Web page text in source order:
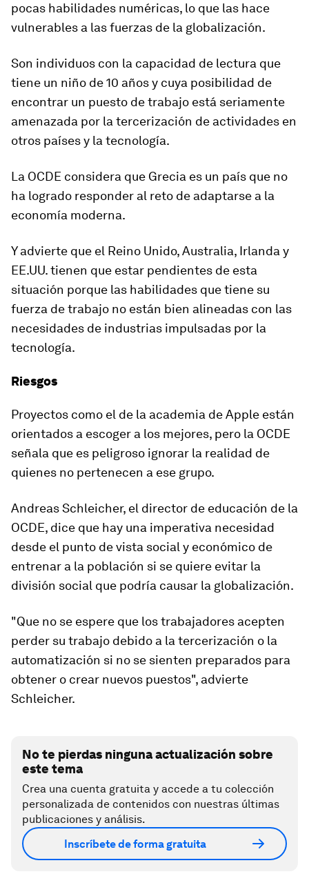
pocas habilidades numéricas, lo que las hace
vulnerables a las fuerzas de la globalización.
Son individuos con la capacidad de lectura que
tiene un niño de 10 añosy cuya posibilidad de
encontrar un puesto de trabajo está seriamente
amenazada por la tercerización de actividades en
otros países y la tecnología.
La OCDE considera que Grecia es un país que no
ha logrado responder al reto de adaptarse a la
economía moderna.
Y advierte que el Reino Unido, Australia, Irlanda y
EE.UU. tienen que estar pendientes de esta
situación porque las habilidades que tiene su
fuerza de trabajo no están bien alineadas con las
necesidades de industrias impulsadas por la
tecnología.
Riesgos
Proyectos como el de la academia de Apple están
orientados a escoger a los mejores, pero la OCDE
señala que es peligroso ignorar la realidad de
quienes no pertenecen a ese grupo.
Andreas Schleicher, el director de educación de la
OCDE, dice que hay una imperativa necesidad
desde el punto de vista social y económico de
entrenar a la población si se quiere evitar la
división social que podría causar la globalización.
"Que no se espere que los trabajadores acepten
perder su trabajo debido a la tercerización o la
automatización si no se sienten preparados para
obtener o crear nuevos puestos", advierte
Schleicher.
No te pierdas ninguna actualización sobre
este tema
Crea una cuenta gratuita y accede a tu colección
personalizada de contenidos con nuestras últimas
publicaciones y análisis.
Inscríbete de forma gratuita